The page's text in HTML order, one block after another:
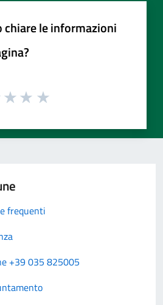
chiare le informazioni
frequenti
+39 035 825005